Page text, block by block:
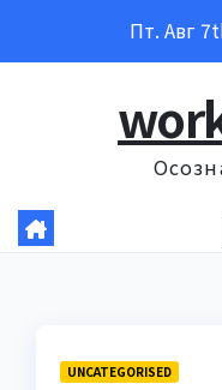
Пт. Авг
UNCATEGORISED